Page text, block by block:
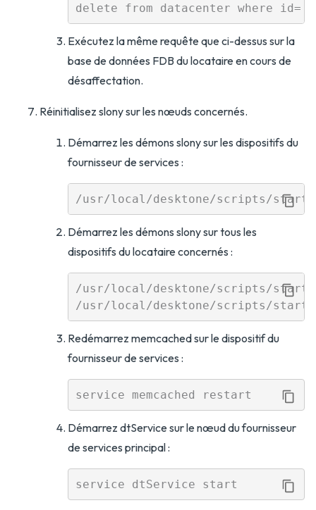
Exécutez la même requête que ci-dessus sur la
base de données FDB du locataire en cours de
désaffectation.
Réinitialisez slony sur les nœuds concernés.
Démarrez les démons slony sur les dispositifs du
fournisseur de services :
Démarrez les démons slony sur tous les
dispositifs du locataire concernés :
/usr/local/desktone/scripts/
Redémarrez memcached sur le dispositif du
fournisseur de services :
Démarrez dtService sur le nœud du fournisseur
de services principal :